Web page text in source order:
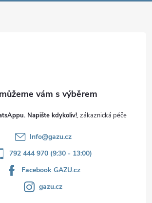
Napište kdykoliv!
Info@gazu.cz
792 444 970 (9:30 - 13:00)
Facebook GAZU.cz
gazu.cz